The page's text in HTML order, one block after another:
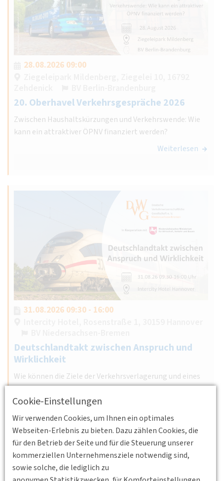
Cookie-Einstellungen
Wir verwenden Cookies, um Ihnen ein optimales
Webseiten-Erlebnis zu bieten. Dazu zählen Cookies, die
für den Betrieb der Seite und für die Steuerung unserer
kommerziellen Unternehmensziele notwendig sind,
sowie solche, die lediglich zu
28.08.2026 09:00
20. Oberhavel Verkehrsgespräche 2026
Zwischen Haushaltskürzungen und Verkehrswende: Wie
kann ein attraktiver ÖPNV finanziert werden?
Weiterlesen
31.08.2026 09:30 - 16:00
Deutschlandtakt zwischen Anspruch und
Wirklichkeit
Wie können die Ziele der Verkehrsverlagerung und eines
verantwortungsvollen Energieeinsatzes erreicht werden
unter Sicherstellung der Finanzierung von Infrastruktur
und Betrieb?
Weiterlesen